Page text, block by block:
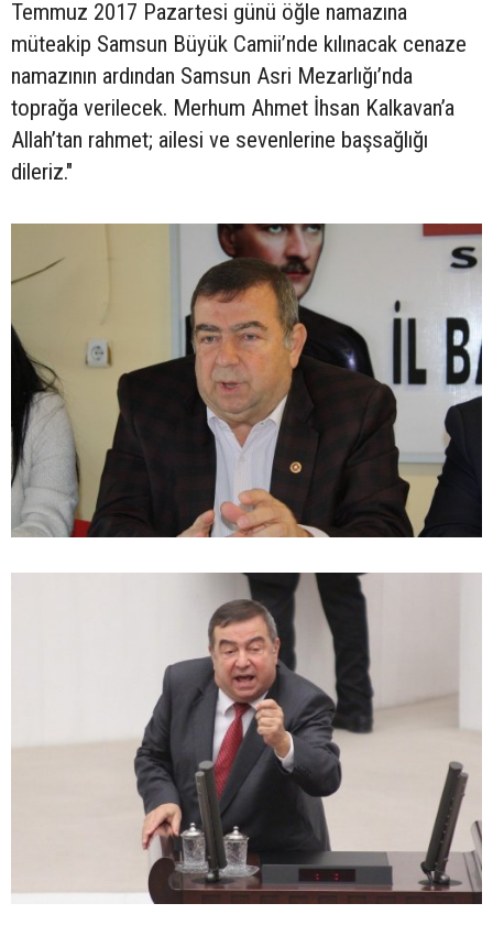
Temmuz 2017 Pazartesi günü öğle namazına
müteakip Samsun Büyük Camii’nde kılınacak cenaze
namazının ardından Samsun Asri Mezarlığı’nda
toprağa verilecek. Merhum Ahmet İhsan Kalkavan’a
Allah’tan rahmet; ailesi ve sevenlerine başsağlığı
dileriz."